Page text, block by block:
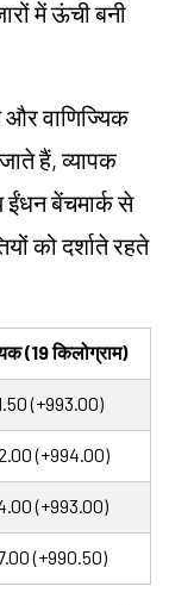
में ऊंची बनी
और वाणिज्यिक
हैं, व्यापक
ईंधन बेंचमार्क से
को दर्शाते रहते
(19 किलोग्राम)
(+993.00)
(+994.00)
(+993.00)
(+990.50)